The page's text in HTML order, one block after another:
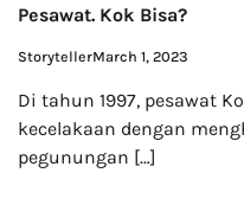
Pesawat. Kok Bisa?
StorytellerMarch 1, 2023
Di tahun 1997, pesawat
kecelakaan dengan
pegunungan […]